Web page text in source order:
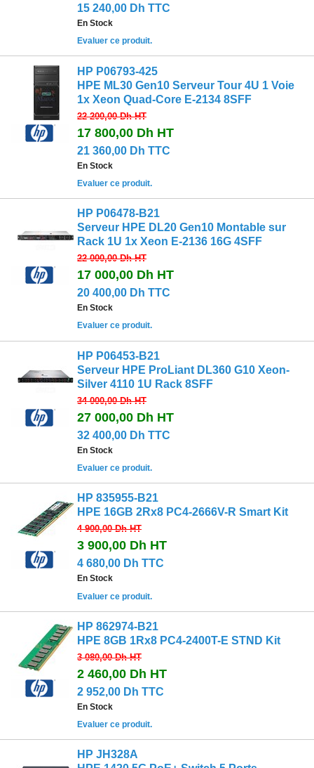
15 240,00 Dh TTC
En Stock
Evaluer ce produit.
HP P06793-425
HPE ML30 Gen10 Serveur Tour 4U 1 Voie
1x Xeon Quad-Core E-2134 8SFF
22 200,00 DhHT
17 800,00 Dh HT
21 360,00 Dh TTC
En Stock
Evaluer ce produit.
HP P06478-B21
Serveur HPE DL20 Gen10 Montable sur
Rack 1U 1x Xeon E-2136 16G 4SFF
22 000,00 DhHT
17 000,00 Dh HT
20 400,00 Dh TTC
En Stock
Evaluer ce produit.
HP P06453-B21
Serveur HPE ProLiant DL360 G10 Xeon-
Silver 4110 1U Rack 8SFF
34 000,00 DhHT
27 000,00 Dh HT
32 400,00 Dh TTC
En Stock
Evaluer ce produit.
HP 835955-B21
HPE 16GB 2Rx8 PC4-2666V-R Smart Kit
4 900,00 DhHT
3 900,00 Dh HT
4 680,00 Dh TTC
En Stock
Evaluer ce produit.
HP 862974-B21
HPE 8GB 1Rx8 PC4-2400T-E STND Kit
3 080,00 DhHT
2 460,00 Dh HT
2 952,00 Dh TTC
En Stock
Evaluer ce produit.
HP JH328A